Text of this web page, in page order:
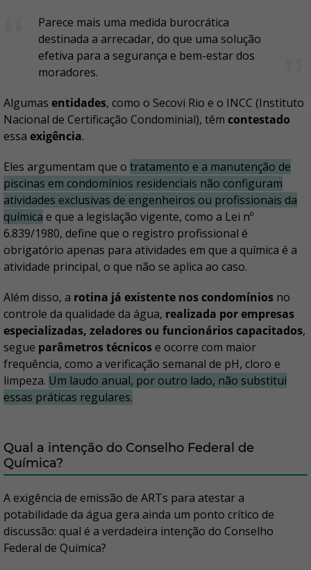
Parece mais uma medida burocrática
destinada a arrecadar, do que uma solução
efetiva para a segurança e bem-estar dos
moradores.
Algumas entidades, como o Secovi Rio e o INCC (Instituto
Nacional de Certificação Condominial), têm contestado
essa exigência.
Eles argumentam que o tratamento e a manutenção de
piscinas em condomínios residenciais não configuram
atividades exclusivas de engenheiros ou profissionais da
química e que a legislação vigente, como a Lei nº
6.839/1980, define que o registro profissional é
obrigatório apenas para atividades em que a química é a
atividade principal, o que não se aplica ao caso.
Além disso, a rotina já existente nos condomínios no
controle da qualidade da água, realizada por empresas
especializadas, zeladores ou funcionários capacitados,
segue parâmetros técnicose ocorre com maior
frequência, como a verificação semanal de pH, cloro e
limpeza. Um laudo anual, por outro lado, não substitui
essas práticas regulares.
Qual a intenção do Conselho Federal de
Química?
A exigência de emissão de ARTs para atestar a
potabilidade da água gera ainda um ponto crítico de
discussão: qual é a verdadeira intenção do Conselho
Federal de Química?